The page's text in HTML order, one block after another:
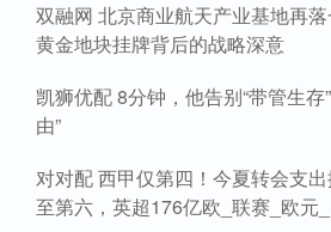
双融网 北京商业航天产业基地再
黄金地块挂牌背后的战略深意
凯狮优配 8分钟，他告别“带管生存
由”
对对配 西甲仅第四！今夏转会支
至第六，英超176亿欧_联赛_欧元